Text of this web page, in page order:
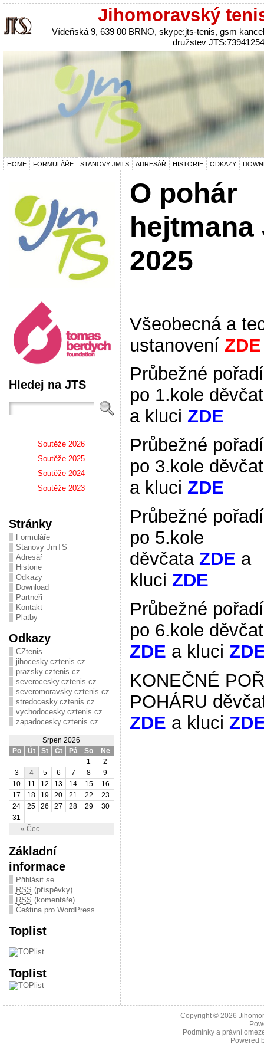
Jihomoravský
Vídeňská 9, 639 00 BRNO, skype:jts-tenis, gsm
družstev
HOME FORMULÁŘE STANOVY JMTS ADRESÁŘ HISTORIE ODKAZY
Hledej na JTS
Soutěže 2026
Soutěže 2025
Soutěže 2024
Soutěže 2023
Stránky
Formuláře
Stanovy JmTS
Adresář
Historie
Odkazy
Download
Partneři
Kontakt
Platby
Odkazy
CZtenis
jihocesky.cztenis.cz
prazsky.cztenis.cz
severocesky.cztenis.cz
severomoravsky.cztenis.cz
stredocesky.cztenis.cz
vychodocesky.cztenis.cz
zapadocesky.cztenis.cz
Srpen 2026
Po
Út St Čt Pá So Ne
« Čec
1
2
3
4 5 6 7 8
9
10
11 12 13 14 15
16
17
18 19 20 21 22
23
24
25 26 27 28 29
30
31
Základní
informace
Přihlásit se
RSS (příspěvky)
RSS (komentáře)
Čeština pro WordPress
Toplist
Toplist
O pohár
hejtmana
2025
Všeobecná a
ustanovení ZDE
Průbežné
po 1.kole
a kluci ZDE
Průbežné
po 3.kole
a kluci ZDE
Průbežné
po 5.kole
děvčata ZDE a
kluci ZDE
Průbežné
po 6.kole
ZDE a kluci
KONEČNÉ
POHÁRU
ZDE a kluci
Copyright © 2026
Podmínky a právní
Powered